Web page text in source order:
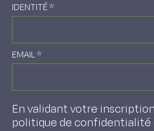
IDENTITÉ*
EMAIL*
En validant votre
politique de confidentialité